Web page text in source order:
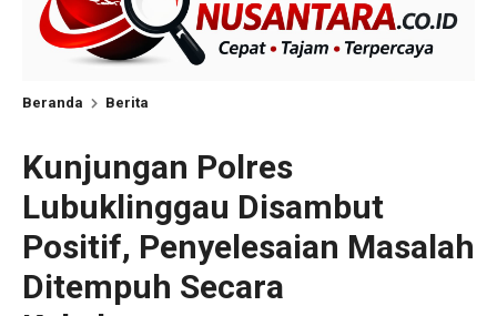
Beranda Berita
Kunjungan Polres
Lubuklinggau Disambut
Positif, Penyelesaian Masalah
Ditempuh Secara